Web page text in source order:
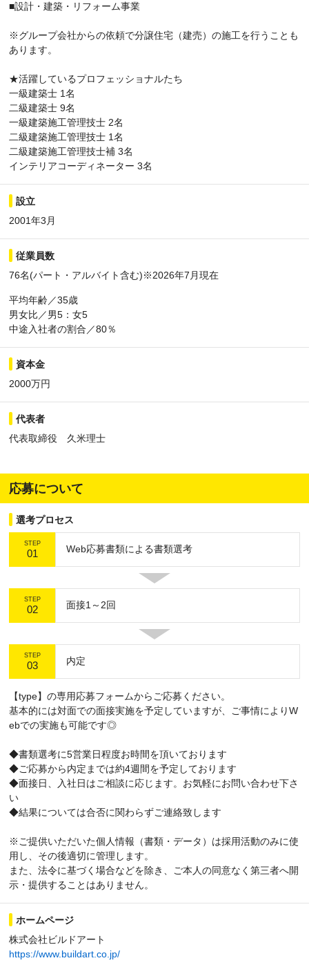
■設計・建築・リフォーム事業
※グループ会社からの依頼で分譲住宅（建売）の施工を行うことも
あります。
★活躍しているプロフェッショナルたち
一級建築士 1名
二級建築士 9名
一級建築施工管理技士 2名
二級建築施工管理技士 1名
二級建築施工管理技士補 3名
インテリアコーディネーター 3名
設立
2001年3月
従業員数
76名(パート・アルバイト含む)※2026年7月現在
平均年齢／35歳
男女比／男5：女5
中途入社者の割合／80％
資本金
2000万円
代表者
代表取締役 久米理士
応募について
選考プロセス
STEP
01 Web応募書類による書類選考
STEP
02 面接1～2回
STEP
03 内定
【type】の専用応募フォームからご応募ください。
基本的には対面での面接実施を予定していますが、ご事情によりW
ebでの実施も可能です◎
◆書類選考に5営業日程度お時間を頂いております
◆ご応募から内定までは約4週間を予定しております
◆面接日、入社日はご相談に応じます。お気軽にお問い合わせ下さ
い
◆結果については合否に関わらずご連絡致します
※ご提供いただいた個人情報（書類・データ）は採用活動のみに使
用し、その後適切に管理します。
また、法令に基づく場合などを除き、ご本人の同意なく第三者へ開
示・提供することはありません。
ホームページ
株式会社ビルドアート
https://www.buildart.co.jp/